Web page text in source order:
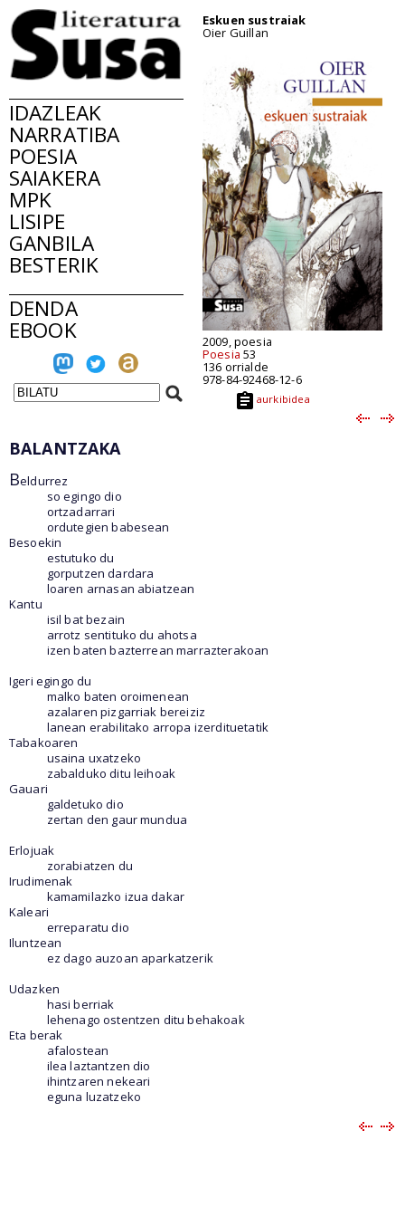
IDAZLEAK
NARRATIBA
POESIA
SAIAKERA
MPK
LISIPE
GANBILA
BESTERIK
DENDA
EBOOK
Eskuen sustraiak
Oier Guillan
2009, poesia
Poesia 53
136 orrialde
978-84-92468-12-6
aurkibidea
BALANTZAKA
Beldurrez
so egingo dio
ortzadarrari
ordutegien babesean
Besoekin
estutuko du
gorputzen dardara
loaren arnasan abiatzean
Kantu
isil bat bezain
arrotz sentituko du ahotsa
izen baten bazterrean marrazterakoan
Igeri egingo du
malko baten oroimenean
azalaren pizgarriak bereiziz
lanean erabilitako arropa izerdituetatik
Tabakoaren
usaina uxatzeko
zabalduko ditu leihoak
Gauari
galdetuko dio
zertan den gaur mundua
Erlojuak
zorabiatzen du
Irudimenak
kamamilazko izua dakar
Kaleari
erreparatu dio
Iluntzean
ez dago auzoan aparkatzerik
Udazken
hasi berriak
lehenago ostentzen ditu behakoak
Eta berak
afalostean
ilea laztantzen dio
ihintzaren nekeari
eguna luzatzeko